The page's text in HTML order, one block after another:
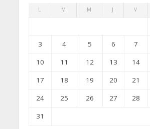
L M M J V
3
4 5 6 7
10
11 12 13 14
17
18 19 20 21
24
25 26 27 28
31